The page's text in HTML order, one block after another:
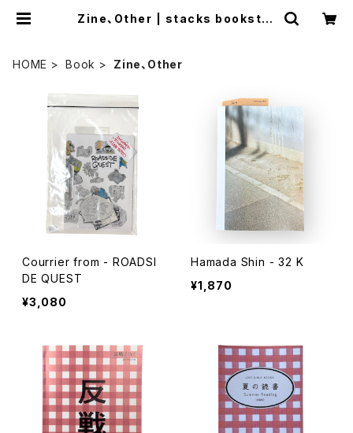
Zine、Other | stacks bookstor
HOME Book Zine、Other
Courrier from - ROADSI
DE QUEST
¥3,080
Hamada Shin - 32 K
¥1,870